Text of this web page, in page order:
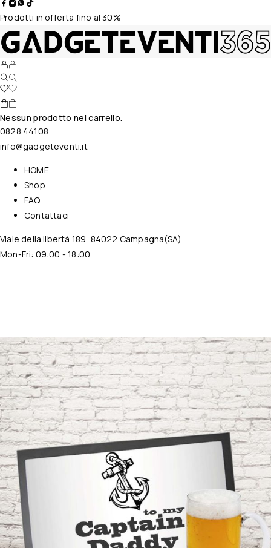
Prodotti in offerta fino al 30%
Nessun prodotto nel carrello.
0828 44108
info@gadgeteventi.it
HOME
Shop
FAQ
Contattaci
Viale della libertà 189, 84022 Campagna(SA)
Mon-Fri: 09:00 - 18:00